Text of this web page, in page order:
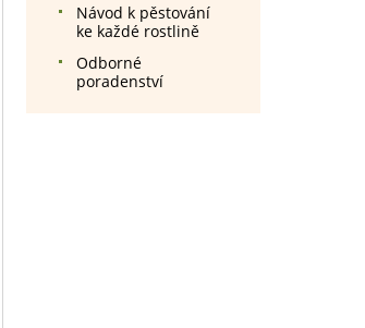
Návod k pěstování
ke každé rostlině
Odborné
poradenství